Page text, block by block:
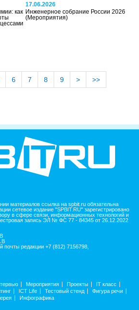
как
17.06.2026
Инженерное собрание России 2026
(Мероприятия)
6 7 8 9 > >>
материалов ссылка на spbit.ru обязательна
сетевое издание "SPBIT.RU" зарегистрировано
в сфере связи, информационных технологий и
запись ЭЛ № ФС 77 - 84345 от 26.12.2022
почты редакции +7 (812) 7156798,
Мероприятия Проекты
IT класс
ICT Life Тестовый стенд
Фигура речи
Инфографика